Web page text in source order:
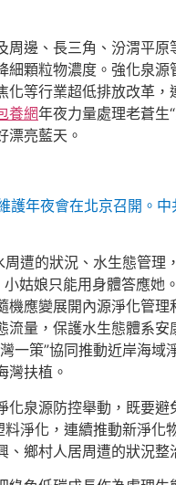
邊、長三角、汾渭平
顆粒物濃度。強化泉
等行業超低排放改革
養網年夜力量處理老蒼生
漂亮藍天。
年夜會在北京召開。
遭的狀況、水生態管
姑娘只能用身體答應
應變展開內源淨化管
量，保護水生態體系
一策”協同推動近岸海
灣扶植。
泉源防控舉動，既要
淨化，連續推動新淨
鄉村人居周遭的狀況